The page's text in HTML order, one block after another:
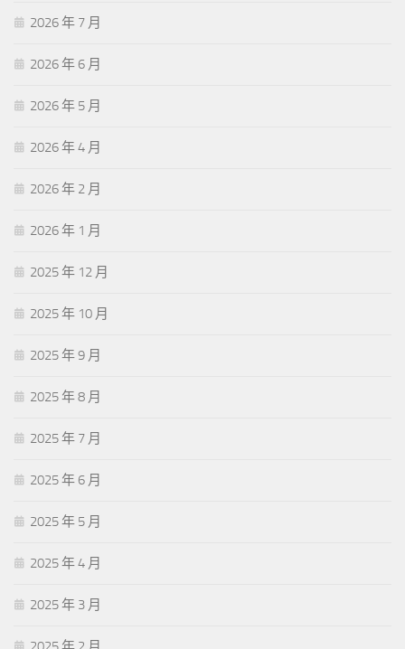
2026 年 7 月
2026 年 6 月
2026 年 5 月
2026 年 4 月
2026 年 2 月
2026 年 1 月
2025 年 12 月
2025 年 10 月
2025 年 9 月
2025 年 8 月
2025 年 7 月
2025 年 6 月
2025 年 5 月
2025 年 4 月
2025 年 3 月